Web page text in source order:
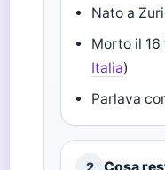
Nato a
Morto il 16
Italia)
Parlava
2